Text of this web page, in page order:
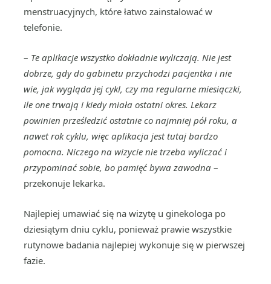
menstruacyjnych, które łatwo zainstalować w
telefonie.
– Te aplikacje wszystko dokładnie wyliczają. Nie jest
dobrze, gdy do gabinetu przychodzi pacjentka i nie
wie, jak wygląda jej cykl, czy ma regularne miesiączki,
ile one trwają i kiedy miała ostatni okres. Lekarz
powinien prześledzić ostatnie co najmniej pół roku, a
nawet rok cyklu, więc aplikacja jest tutaj bardzo
pomocna. Niczego na wizycie nie trzeba wyliczać i
przypominać sobie, bo pamięć bywa zawodna –
przekonuje lekarka.
Najlepiej umawiać się na wizytę u ginekologa po
dziesiątym dniu cyklu, ponieważ prawie wszystkie
rutynowe badania najlepiej wykonuje się w pierwszej
fazie.